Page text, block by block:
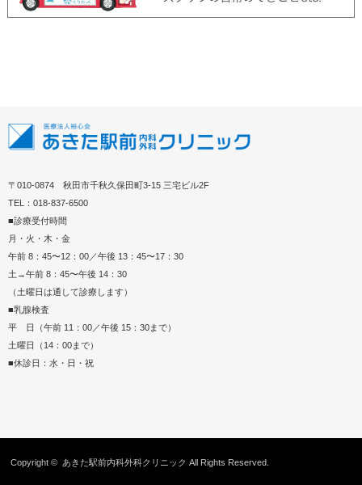
〒010-0874 秋田市千秋久保田町3-15 三宅ビル2F
TEL：018-837-6500
■診療受付時間
月・火・木・金
午前 8：45〜12：00／午後 13：45〜17：30
土→午前 8：45〜午後 14：30
（土曜日は通して診療します）
■乳腺検査
平 日（午前 11：00／午後 15：30まで）
土曜日（14：00まで）
■休診日：水・日・祝
Copyright © あきた駅前内科外科クリニック All Rights Reserved.